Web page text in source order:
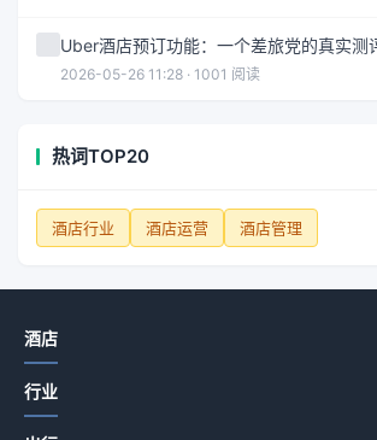
Uber酒店预订功能：一个差旅党的真实测
2026-05-26 11:28 · 1001 阅读
热词TOP20
酒店行业 酒店运营 酒店管理
酒店
行业